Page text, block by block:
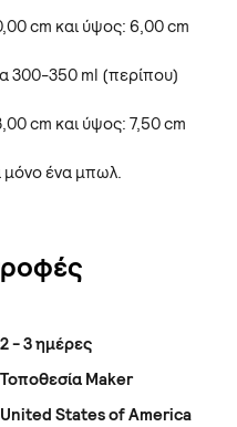
cm και ύψος: 6,00 cm
300-350 ml (περίπου)
cm και ύψος: 7,50 cm
ένα μπωλ.
2 - 3 ημέρες
Τοποθεσία Maker
United States of America